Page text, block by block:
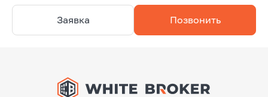
Заявка Позвонить